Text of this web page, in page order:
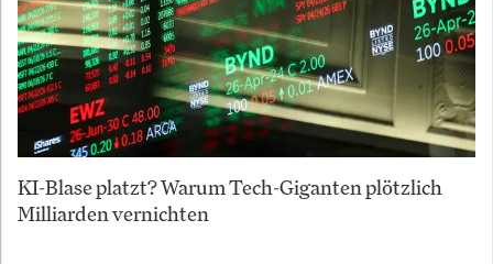
KI-Blase platzt? Warum Tech-Giganten plötzlich
Milliarden vernichten